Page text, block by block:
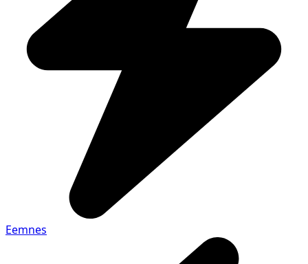
Eemnes